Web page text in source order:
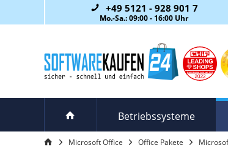
+49 5121 - 928 901 7
Mo.-Sa.: 09:00 - 16:00 Uhr
Betriebssysteme
Microsoft Office Office Pakete